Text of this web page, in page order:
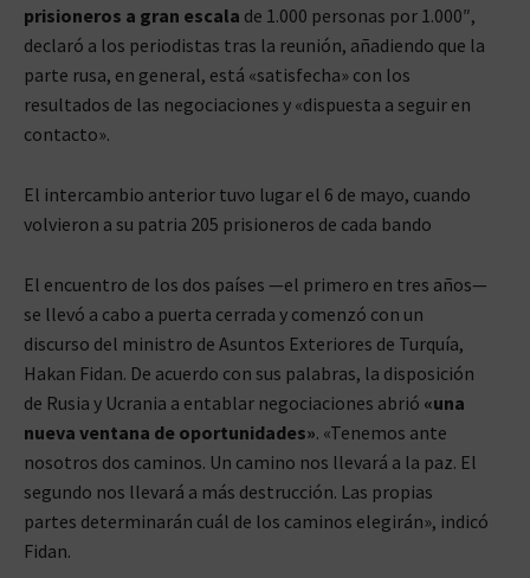
prisioneros a gran escala de 1.000 personas por 1.000″,
declaró a los periodistas tras la reunión, añadiendo que la
parte rusa, en general, está «satisfecha» con los
resultados de las negociaciones y «dispuesta a seguir en
contacto».
El intercambio anterior tuvo lugar el 6 de mayo, cuando
volvieron a su patria 205 prisioneros de cada bando
El encuentro de los dos países —el primero en tres años—
se llevó a cabo a puerta cerrada y comenzó con un
discurso del ministro de Asuntos Exteriores de Turquía,
Hakan Fidan. De acuerdo con sus palabras, la disposición
de Rusia y Ucrania a entablar negociaciones abrió «una
nueva ventana de oportunidades». «Tenemos ante
nosotros dos caminos. Un camino nos llevará a la paz. El
segundo nos llevará a más destrucción. Las propias
partes determinarán cuál de los caminos elegirán», indicó
Fidan.